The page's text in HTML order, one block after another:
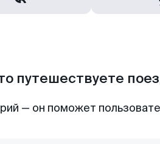
путешествуете
— он поможет